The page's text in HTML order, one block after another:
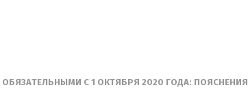
С 1 ОКТЯБРЯ 2020 ГОДА: ПОЯСНЕНИЯ